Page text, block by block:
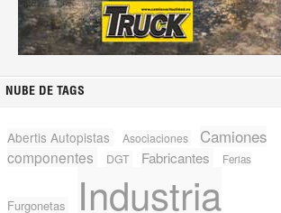
NUBE DE TAGS
Abertis Autopistas Asociaciones Camiones
componentes DGT Fabricantes Ferias
Furgonetas
Industria